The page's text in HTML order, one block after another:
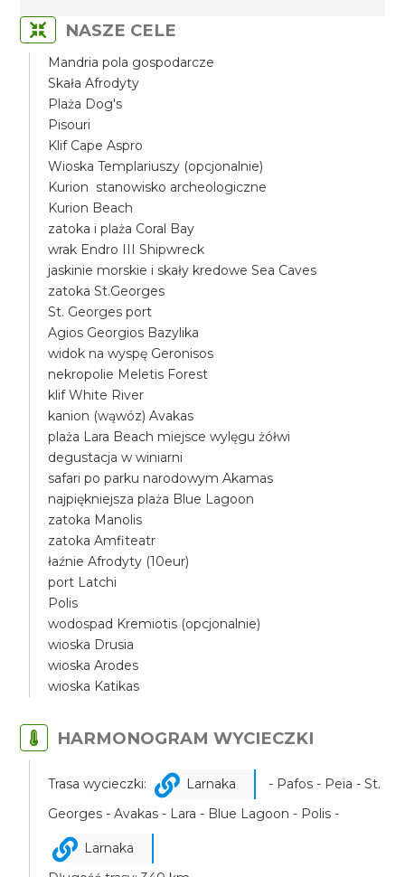
NASZE CELE
Mandria pola gospodarcze
Skała Afrodyty
Plaża Dog's
Pisouri
Klif Cape Aspro
Wioska Templariuszy (opcjonalnie)
Kurion stanowisko archeologiczne
Kurion Beach
zatoka i plaża Coral Bay
wrak Endro III Shipwreck
jaskinie morskie i skały kredowe Sea Caves
zatoka St.Georges
St. Georges port
Agios Georgios Bazylika
widok na wyspę Geronisos
nekropolie Meletis Forest
klif White River
kanion (wąwóz) Avakas
plaża Lara Beach miejsce wylęgu żółwi
degustacja w winiarni
safari po parku narodowym Akamas
najpiękniejsza plaża Blue Lagoon
zatoka Manolis
zatoka Amfiteatr
łaźnie Afrodyty (10eur)
port Latchi
Polis
wodospad Kremiotis (opcjonalnie)
wioska Drusia
wioska Arodes
wioska Katikas
HARMONOGRAM WYCIECZKI
Trasa wycieczki: Larnaka
- Pafos - Peia - St.
Georges - Avakas - Lara - Blue Lagoon - Polis -
Larnaka